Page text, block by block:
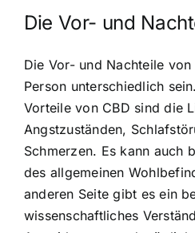
Die Vor- und
Die Vor- und Nachteile
Person unterschiedlich
Vorteile von CBD sind die
Angstzuständen,
Schmerzen. Es kann auch
des allgemeinen
anderen Seite gibt es ein
wissenschaftliches